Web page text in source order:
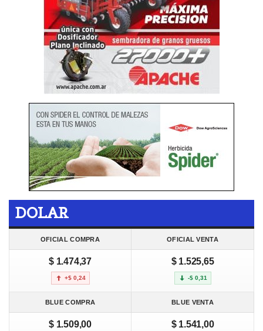
DOLAR
OFICIAL COMPRA OFICIAL VENTA
$ 1.474,37
+$ 0,24
$ 1.525,65
-$ 0,31
BLUE COMPRA BLUE VENTA
$ 1.509,00 $ 1.541,00